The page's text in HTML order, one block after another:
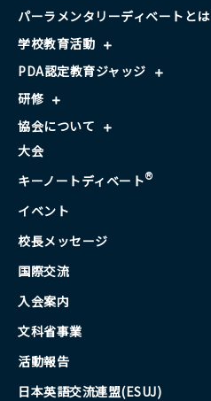
パーラメンタリーディベートとは
学校教育活動
PDA認定教育ジャッジ
研修
協会について
大会
キーノートディベート®
イベント
校長メッセージ
国際交流
入会案内
文科省事業
活動報告
日本英語交流連盟(ESUJ)